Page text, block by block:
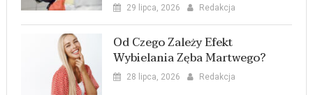
29 lipca, 2026 Redakcja
Od Czego Zależy Efekt
Wybielania Zęba Martwego?
28 lipca, 2026 Redakcja